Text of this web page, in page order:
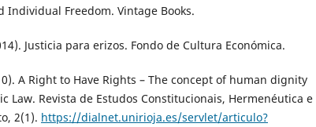
Individual Freedom. Vintage Books.
Justicia para erizos. Fondo de Cultura Económica.
A Right to Have Rights – The concept of human dignity
Law. Revista de Estudos Constitucionais, Hermenéutica e
2(1). https://dialnet.unirioja.es/servlet/articulo?